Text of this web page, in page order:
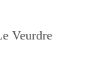
Veurdre